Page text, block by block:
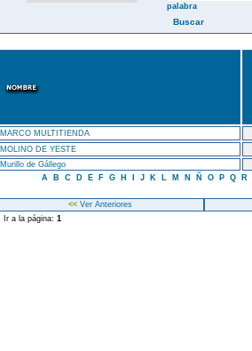
palabra
MARCO MULTITIENDA
MOLINO DE YESTE
Murillo de Gállego
A
B C D E F G H J K L M N Ñ O P Q R
<<Ver Anteriores
Ir a la página: 1